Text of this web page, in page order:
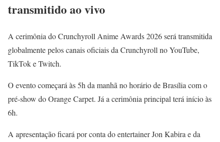
transmitido ao vivo
A cerimônia do Crunchyroll Anime Awards 2026 será transmitida
globalmente pelos canais oficiais da Crunchyroll no YouTube,
TikTok e Twitch.
O evento começará às 5h da manhã no horário de Brasília com o
pré-show do Orange Carpet. Já a cerimônia principal terá início às
6h.
A apresentação ficará por conta do entertainer Jon Kabira e da